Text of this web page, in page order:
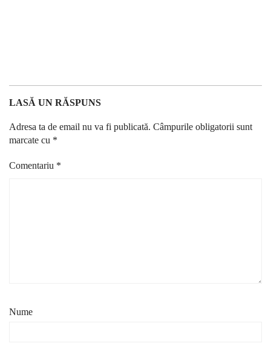
LASĂ UN RĂSPUNS
Adresa ta de email nu va fi publicată. Câmpurile obligatorii sunt
marcate cu *
Comentariu *
Nume